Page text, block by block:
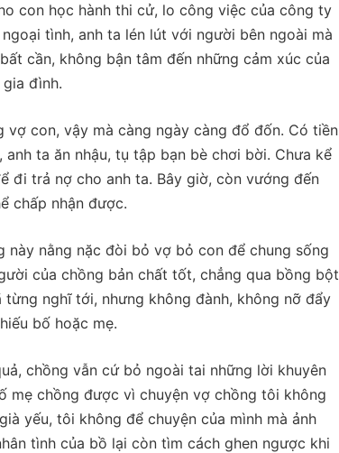
con học hành thi cử, lo công việc của công ty
tình, anh ta lén lút với người bên ngoài mà
cần, không bận tâm đến những cảm xúc của
đình.
con, vậy mà càng ngày càng đổ đốn. Có tiền
ta ăn nhậu, tụ tập bạn bè chơi bời. Chưa kể
đi trả nợ cho anh ta. Bây giờ, còn vướng đến
chấp nhận được.
này nằng nặc đòi bỏ vợ bỏ con để chung sống
của chồng bản chất tốt, chẳng qua bồng bột
nghĩ tới, nhưng không đành, không nỡ đẩy
bố hoặc mẹ.
chồng vẫn cứ bỏ ngoài tai những lời khuyên
mẹ chồng được vì chuyện vợ chồng tôi không
yếu, tôi không để chuyện của mình mà ảnh
tình của bồ lại còn tìm cách ghen ngược khi